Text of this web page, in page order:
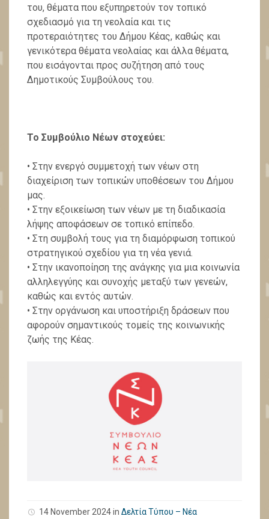
του, θέματα που εξυπηρετούν τον τοπικό
σχεδιασμό για τη νεολαία και τις
προτεραιότητες του Δήμου Κέας, καθώς και
γενικότερα θέματα νεολαίας και άλλα θέματα,
που εισάγονται προς συζήτηση από τους
Δημοτικούς Συμβούλους του.
Το Συμβούλιο Νέων στοχεύει:
• Στην ενεργό συμμετοχή των νέων στη
διαχείριση των τοπικών υποθέσεων του Δήμου
μας.
• Στην εξοικείωση των νέων με τη διαδικασία
λήψης αποφάσεων σε τοπικό επίπεδο.
• Στη συμβολή τους για τη διαμόρφωση τοπικού
στρατηγικού σχεδίου για τη νέα γενιά.
• Στην ικανοποίηση της ανάγκης για μια κοινωνία
αλληλεγγύης και συνοχής μεταξύ των γενεών,
καθώς και εντός αυτών.
• Στην οργάνωση και υποστήριξη δράσεων που
αφορούν σημαντικούς τομείς της κοινωνικής
ζωής της Κέας.
14 November 2024 in Δελτία Τύπου – Νέα